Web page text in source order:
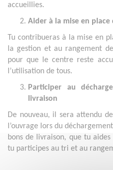
accueillies.
Aider à la mise en
Tu contribueras à la mise en
la gestion et au rangement
pour que le centre reste
l’utilisation de tous.
Participer au
livraison
De nouveau, il sera attendu
l’ouvrage lors du
bons de livraison, que tu
tu participes au tri et au